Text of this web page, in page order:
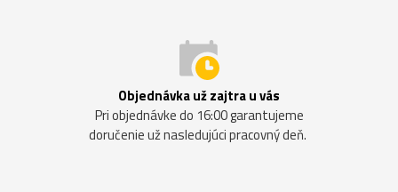
Objednávka už zajtra u vás
Pri objednávke do 16:00 garantujeme
doručenie už nasledujúci pracovný deň.